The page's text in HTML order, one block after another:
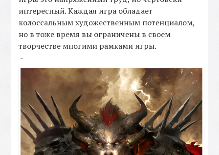
интересный. Каждая игра обладает
колоссальным художественным потенциалом,
но в тоже время вы ограничены в своем
творчестве многими рамками игры.
-